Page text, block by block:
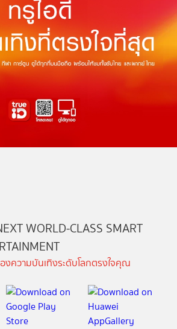
WORLD-CLASS SMART
งความบันเทิงระดับโลกตรงใจคุณ